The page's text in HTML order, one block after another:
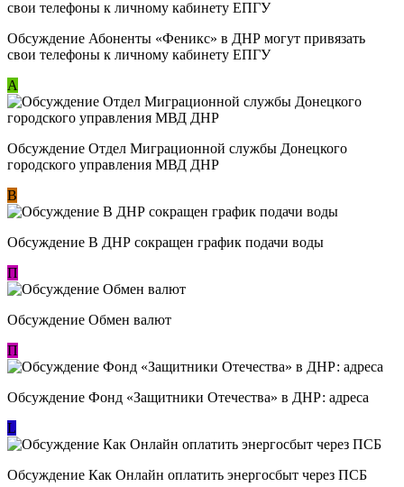
Обсуждение ​Абоненты «Феникс» в ДНР могут привязать
свои телефоны к личному кабинету ЕПГУ
А
Обсуждение Отдел Миграционной службы Донецкого
городского управления МВД ДНР
В
Обсуждение В ДНР сокращен график подачи воды
П
Обсуждение Обмен валют
П
Обсуждение Фонд «Защитники Отечества» в ДНР: адреса
L
Обсуждение ​Как Онлайн оплатить энергосбыт через ПСБ